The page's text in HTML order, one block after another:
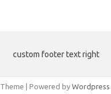
custom footer text right
Theme | Powered by Wordpress